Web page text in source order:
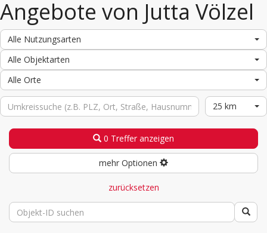
Angebote von Jutta Völzel
Alle Nutzungsarten
Alle Objektarten
Alle Orte
25 km
0 Treffer anzeigen
mehr Optionen
zurücksetzen